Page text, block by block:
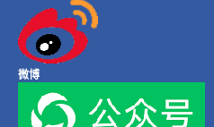
微博